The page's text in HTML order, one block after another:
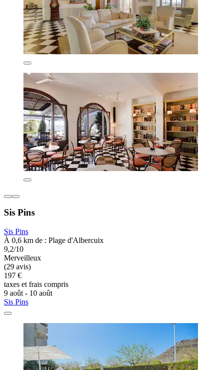
Sis Pins
Sis Pins
À 0,6 km de : Plage d'Albercuix
9,2/10
Merveilleux
(29 avis)
197 €
taxes et frais compris
9 août - 10 août
Sis Pins